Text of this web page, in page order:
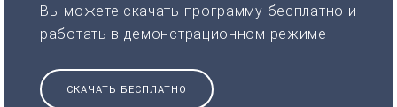
Вы можете скачать программу бесплатно и
работать в демонстрационном режиме
СКАЧАТЬ БЕСПЛАТНО